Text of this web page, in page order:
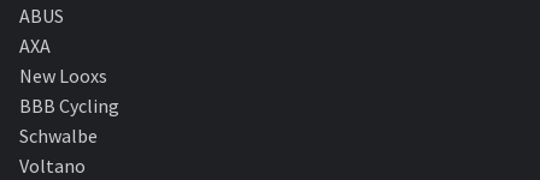
ABUS
AXA
New Looxs
BBB Cycling
Schwalbe
Voltano